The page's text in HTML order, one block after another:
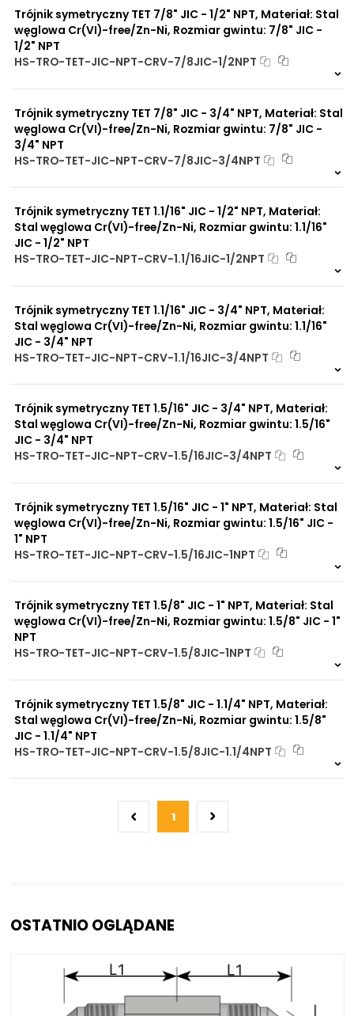
Trójnik symetryczny TET 7/8" JIC - 1/2" NPT, Materiał: Stal
węglowa Cr(VI)-free/Zn-Ni, Rozmiar gwintu: 7/8" JIC -
1/2" NPT
HS-TRO-TET-JIC-NPT-CRV-7/8JIC-1/2NPT
Trójnik symetryczny TET 7/8" JIC - 3/4" NPT, Materiał: Stal
węglowa Cr(VI)-free/Zn-Ni, Rozmiar gwintu: 7/8" JIC -
3/4" NPT
HS-TRO-TET-JIC-NPT-CRV-7/8JIC-3/4NPT
Trójnik symetryczny TET 1.1/16" JIC - 1/2" NPT, Materiał:
Stal węglowa Cr(VI)-free/Zn-Ni, Rozmiar gwintu: 1.1/16"
JIC - 1/2" NPT
HS-TRO-TET-JIC-NPT-CRV-1.1/16JIC-1/2NPT
Trójnik symetryczny TET 1.1/16" JIC - 3/4" NPT, Materiał:
Stal węglowa Cr(VI)-free/Zn-Ni, Rozmiar gwintu: 1.1/16"
JIC - 3/4" NPT
HS-TRO-TET-JIC-NPT-CRV-1.1/16JIC-3/4NPT
Trójnik symetryczny TET 1.5/16" JIC - 3/4" NPT, Materiał:
Stal węglowa Cr(VI)-free/Zn-Ni, Rozmiar gwintu: 1.5/16"
JIC - 3/4" NPT
HS-TRO-TET-JIC-NPT-CRV-1.5/16JIC-3/4NPT
Trójnik symetryczny TET 1.5/16" JIC - 1" NPT, Materiał: Stal
węglowa Cr(VI)-free/Zn-Ni, Rozmiar gwintu: 1.5/16" JIC -
1" NPT
HS-TRO-TET-JIC-NPT-CRV-1.5/16JIC-1NPT
Trójnik symetryczny TET 1.5/8" JIC - 1" NPT, Materiał: Stal
węglowa Cr(VI)-free/Zn-Ni, Rozmiar gwintu: 1.5/8" JIC - 1"
NPT
HS-TRO-TET-JIC-NPT-CRV-1.5/8JIC-1NPT
Trójnik symetryczny TET 1.5/8" JIC - 1.1/4" NPT, Materiał:
Stal węglowa Cr(VI)-free/Zn-Ni, Rozmiar gwintu: 1.5/8"
JIC - 1.1/4" NPT
HS-TRO-TET-JIC-NPT-CRV-1.5/8JIC-1.1/4NPT
1
OSTATNIO OGLĄDANE